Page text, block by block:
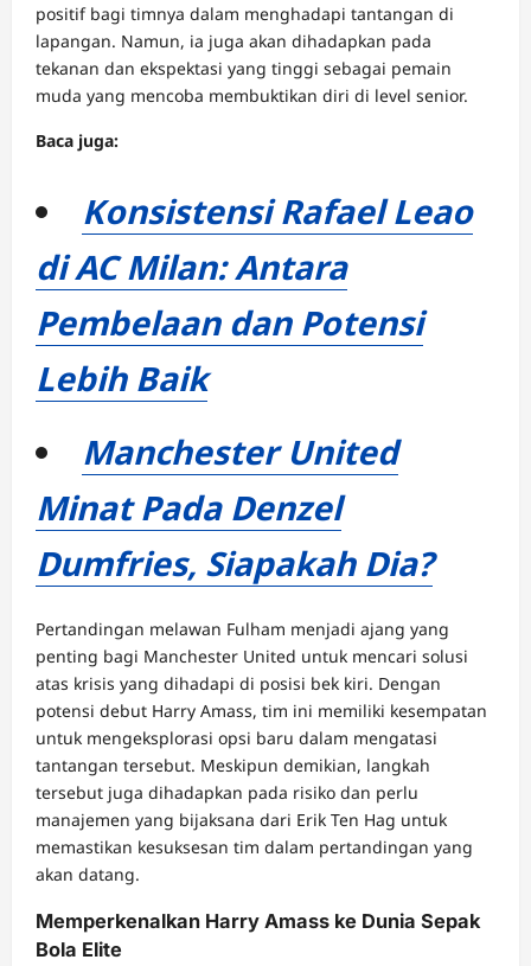
positif bagi timnya dalam menghadapi tantangan di
lapangan. Namun, ia juga akan dihadapkan pada
tekanan dan ekspektasi yang tinggi sebagai pemain
muda yang mencoba membuktikan diri di level senior.
Baca juga:
Konsistensi Rafael Leao
di AC Milan: Antara
Pembelaan dan Potensi
Lebih Baik
Manchester United
Minat Pada Denzel
Dumfries, Siapakah Dia?
Pertandingan melawan Fulham menjadi ajang yang
penting bagi Manchester United untuk mencari solusi
atas krisis yang dihadapi di posisi bek kiri. Dengan
potensi debut Harry Amass, tim ini memiliki kesempatan
untuk mengeksplorasi opsi baru dalam mengatasi
tantangan tersebut. Meskipun demikian, langkah
tersebut juga dihadapkan pada risiko dan perlu
manajemen yang bijaksana dari Erik Ten Hag untuk
memastikan kesuksesan tim dalam pertandingan yang
akan datang.
Memperkenalkan Harry Amass ke Dunia Sepak
Bola Elite